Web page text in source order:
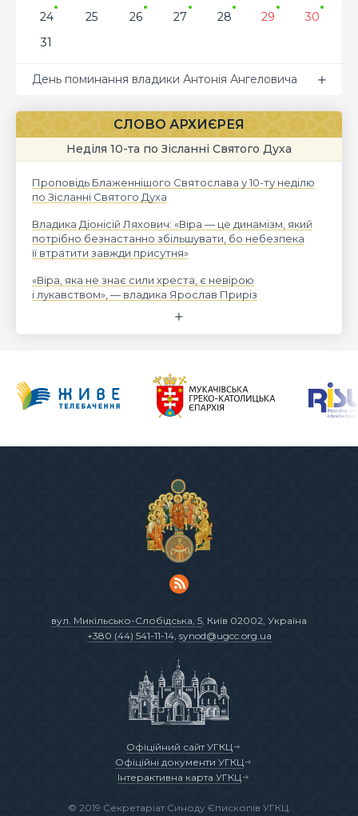
24
25 26 27 28 29
30
31
День поминання владики Антонія Ангеловича
СЛОВО АРХИЄРЕЯ
Неділя 10-та по Зісланні Святого Духа
Проповідь Блаженнішого Святослава у 10-ту неділю
по Зісланні Святого Духа
Владика Діонісій Ляхович: «Віра — це динамізм, який
потрібно безнастанно збільшувати, бо небезпека
її втратити завжди присутня»
«Віра, яка не знає сили хреста, є невірою
і лукавством», — владика Ярослав Приріз
вул. Микільсько-Слобідська, 5, Київ 02002, Україна
+380 (44) 541-11-14, synod@ugcc.org.ua
Офіційний сайт УГКЦ
Офіційні документи УГКЦ
Інтерактивна карта УГКЦ
© 2019 Секретаріат Синоду Єпископів УГКЦ.